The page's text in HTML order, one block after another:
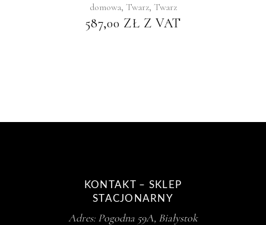
domowa, Twarz, Twarz
587,00 ZŁ Z VAT
KONTAKT – SKLEP
STACJONARNY
Adres: Pogodna 59A, Białystok